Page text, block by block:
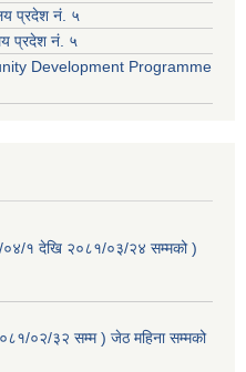
प्रदेश नं. ५
प्रदेश नं. ५
Development Programme
१ देखि २०८१/०३/२४ सम्मको )
०२/३२ सम्म ) जेठ महिना सम्मको